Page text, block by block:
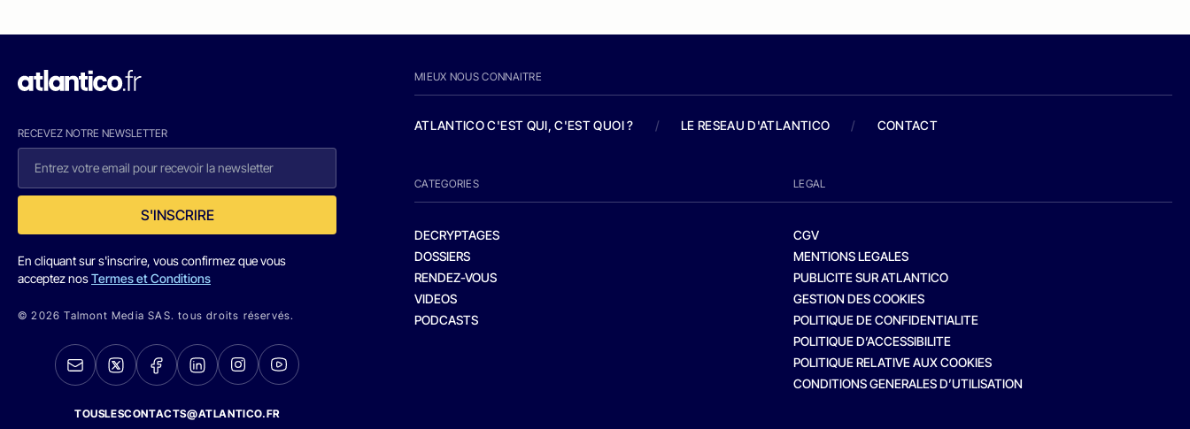
RECEVEZ NOTRE NEWSLETTER
S'INSCRIRE
En cliquant sur s'inscrire, vous confirmez que vous
acceptez nosTermes et Conditions
© 2026 Talmont Media SAS. tous droits réservés.
TOUSLESCONTACTS@ATLANTICO.FR
MIEUX NOUS CONNAITRE
ATLANTICO C'EST QUI, C'EST QUOI ? / LE RESEAU D'ATLANTICO / CONTACT
CATEGORIES
DECRYPTAGES
DOSSIERS
RENDEZ-VOUS
VIDEOS
PODCASTS
LEGAL
CGV
MENTIONS LEGALES
PUBLICITE SUR ATLANTICO
GESTION DES COOKIES
POLITIQUE DE CONFIDENTIALITE
POLITIQUE D’ACCESSIBILITE
POLITIQUE RELATIVE AUX COOKIES
CONDITIONS GENERALES D’UTILISATION